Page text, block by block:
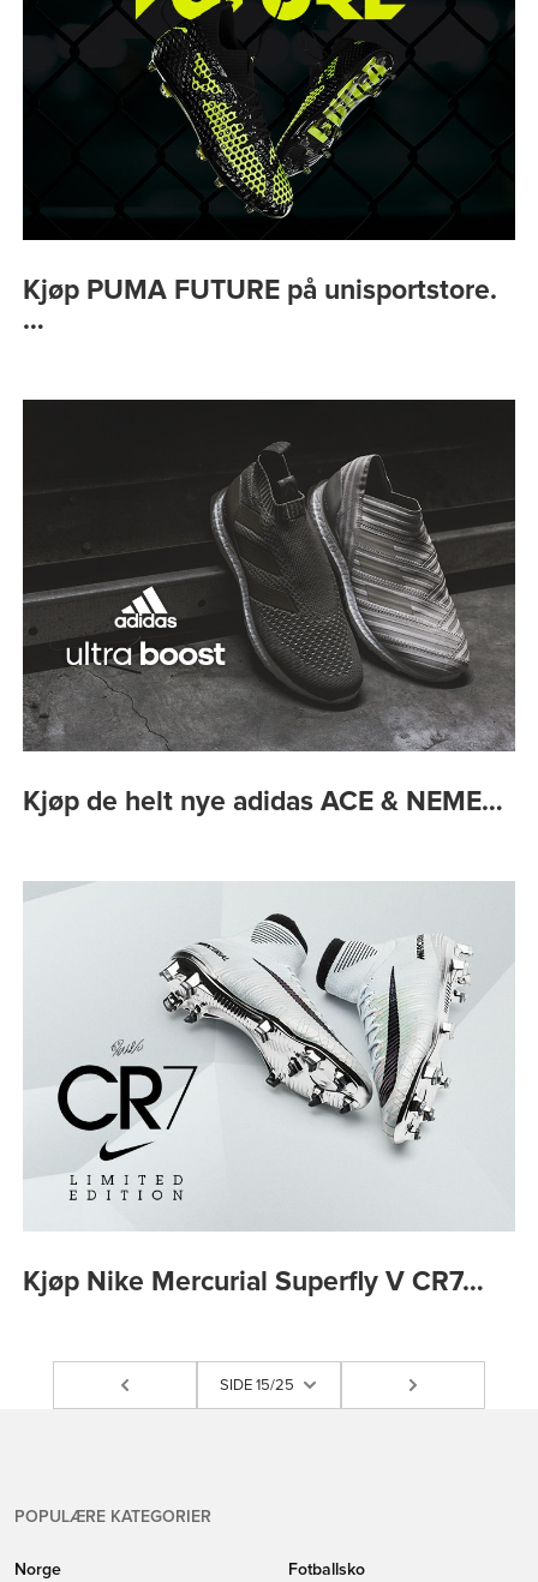
Kjøp PUMA FUTURE på unisportstore.
…
Kjøp de helt nye adidas ACE & NEME…
Kjøp Nike Mercurial Superfly V CR7…
SIDE 15/25
POPULÆRE KATEGORIER
Norge Fotballsko